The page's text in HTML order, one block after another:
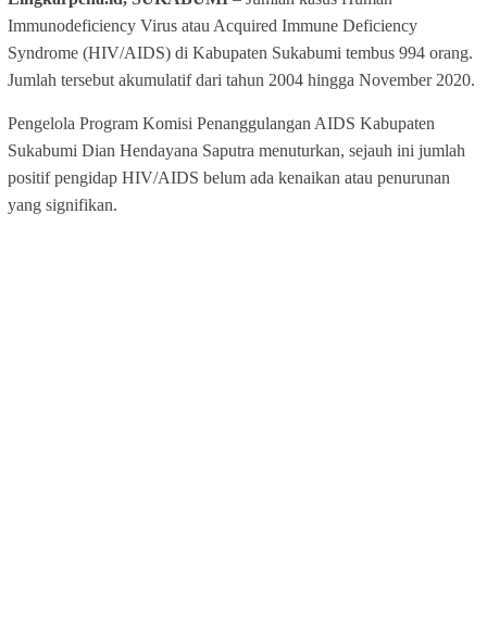
Immunodeficiency Virus atau Acquired Immune Deficiency
Syndrome (HIV/AIDS) di Kabupaten Sukabumi tembus 994 orang.
Jumlah tersebut akumulatif dari tahun 2004 hingga November 2020.
Pengelola Program Komisi Penanggulangan AIDS Kabupaten
Sukabumi Dian Hendayana Saputra menuturkan, sejauh ini jumlah
positif pengidap HIV/AIDS belum ada kenaikan atau penurunan
yang signifikan.